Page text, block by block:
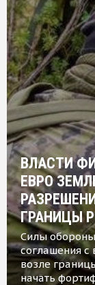
ВЛАСТИ
ЕВРО
ГРАНИЦЫ
Силы
соглашения с
возле
начать